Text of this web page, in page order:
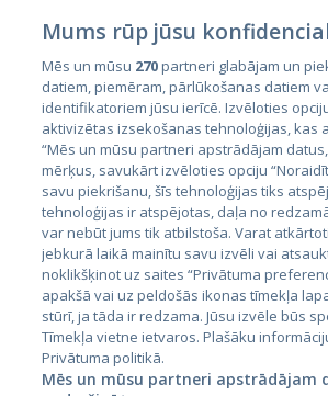
Страны
Эстония
Латвия
Литва
Mums rūp jūsu
Mēs un mūsu 270partneri glabājam un
datiem, piemēram, pārlūkošanas datiem
identifikatoriem jūsu ierīcē. Izvēloties
aktivizētas izsekošanas tehnoloģijas, kas
“Mēs un mūsu partneri apstrādājam
mērķus, savukārt izvēloties opciju
savu piekrišanu, šīs tehnoloģijas tiks
tehnoloģijas ir atspējotas, daļa no
var nebūt jums tik atbilstoša. Varat
jebkurā laikā mainītu savu izvēli vai
noklikšķinot uz saites “Privātuma
apakšā vai uz peldošās ikonas tīmekļa
stūrī, ja tāda ir redzama. Jūsu izvēle būs
Tīmekļa vietne ietvaros. Plašāku
Privātuma politikā.
Mēs un mūsu partneri apstrādājam